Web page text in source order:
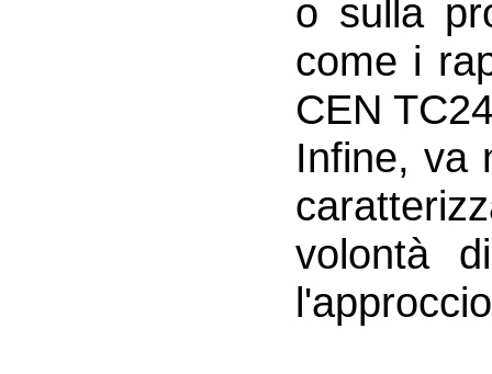
o sulla
come i
CEN
Infine, va
volontà